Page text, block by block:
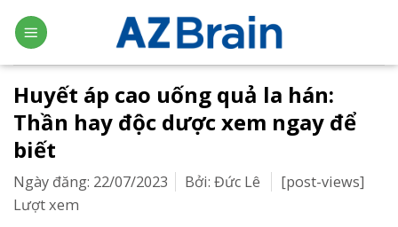
Skip
to
content
Huyết áp cao uống quả la hán:
Thần hay độc dược xem ngay để
biết
Ngày đăng: 22/07/2023 Bởi: Đức Lê
[post-views]
Lượt xem